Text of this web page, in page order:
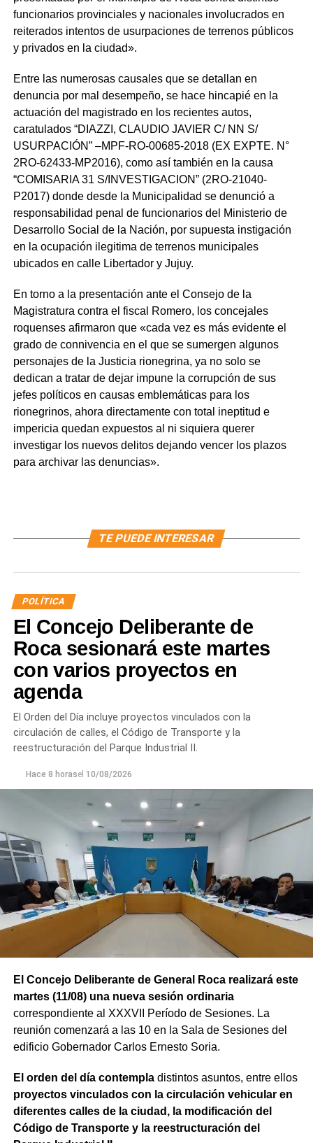
funcionarios provinciales y nacionales involucrados en
reiterados intentos de usurpaciones de terrenos públicos
y privados en la ciudad».
Entre las numerosas causales que se detallan en
denuncia por mal desempeño, se hace hincapié en la
actuación del magistrado en los recientes autos,
caratulados “DIAZZI, CLAUDIO JAVIER C/ NN S/
USURPACIÓN” –MPF-RO-00685-2018 (EX EXPTE. N°
2RO-62433-MP2016), como así también en la causa
“COMISARIA 31 S/INVESTIGACION” (2RO-21040-
P2017) donde desde la Municipalidad se denunció a
responsabilidad penal de funcionarios del Ministerio de
Desarrollo Social de la Nación, por supuesta instigación
en la ocupación ilegitima de terrenos municipales
ubicados en calle Libertador y Jujuy.
En torno a la presentación ante el Consejo de la
Magistratura contra el fiscal Romero, los concejales
roquenses afirmaron que «cada vez es más evidente el
grado de connivencia en el que se sumergen algunos
personajes de la Justicia rionegrina, ya no solo se
dedican a tratar de dejar impune la corrupción de sus
jefes políticos en causas emblemáticas para los
rionegrinos, ahora directamente con total ineptitud e
impericia quedan expuestos al ni siquiera querer
investigar los nuevos delitos dejando vencer los plazos
para archivar las denuncias».
TE PUEDE INTERESAR
POLÍTICA
El Concejo Deliberante de
Roca sesionará este martes
con varios proyectos en
agenda
El Orden del Día incluye proyectos vinculados con la
circulación de calles, el Código de Transporte y la
reestructuración del Parque Industrial II.
Hace 8 horasel 10/08/2026
El Concejo Deliberante de General Roca realizará este
martes (11/08) una nueva sesión ordinaria
correspondiente al XXXVII Período de Sesiones. La
reunión comenzará a las 10 en la Sala de Sesiones del
edificio Gobernador Carlos Ernesto Soria.
El orden del día contempladistintos asuntos, entre ellos
proyectos vinculados con la circulación vehicular en
diferentes calles de la ciudad, la modificación del
Código de Transporte y la reestructuración del